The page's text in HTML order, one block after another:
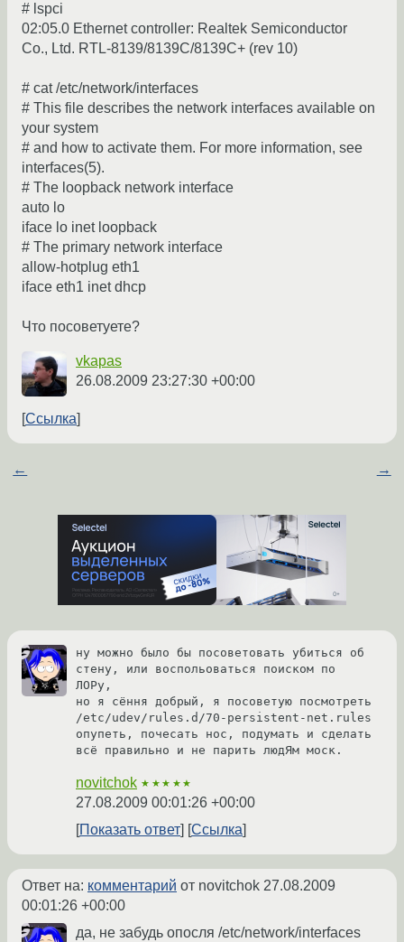
# lspci
02:05.0 Ethernet controller: Realtek Semiconductor
Co., Ltd. RTL-8139/8139C/8139C+ (rev 10)
# cat /etc/network/interfaces
# This file describes the network interfaces available on
your system
# and how to activate them. For more information, see
interfaces(5).
# The loopback network interface
auto lo
iface lo inet loopback
# The primary network interface
allow-hotplug eth1
iface eth1 inet dhcp
Что посоветуете?
vkapas
26.08.2009 23:27:30 +00:00
Ссылка
← →
ну можно было бы посоветовать убиться об
стену, или воспольоваться поиском по
ЛОРу,
но я сёння добрый, я посоветую посмотреть
/etc/udev/rules.d/70-persistent-net.rules
опупеть, почесать нос, подумать и сделать
всё правильно и не парить людЯм моск.
novitchok ★★★★★
27.08.2009 00:01:26 +00:00
Показать ответ
Ссылка
Ответ на: комментарий от novitchok 27.08.2009
00:01:26 +00:00
да, не забудь опосля /etc/network/interfaces